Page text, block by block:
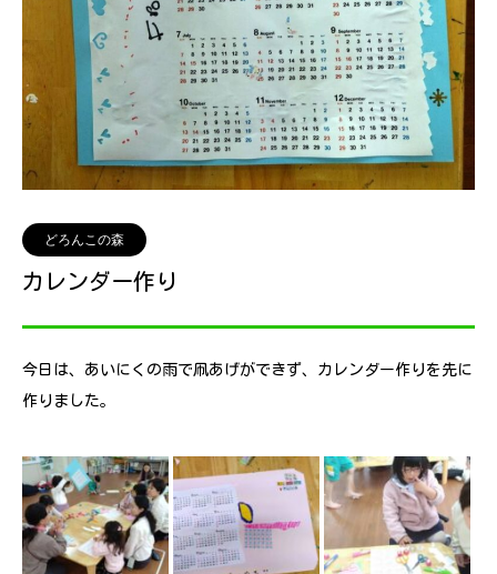
どろんこの森
カレンダー作り
今日は、あいにくの雨で凧あげができず、カレンダー作りを先に
作りました。